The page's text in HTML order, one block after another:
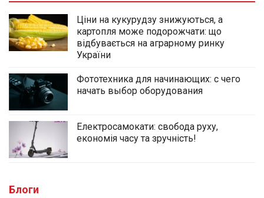
Ціни на кукурудзу знижуються, а
картопля може подорожчати: що
відбувається на аграрному ринку
України
Фототехника для начинающих: с чего
начать выбор оборудования
Електросамокати: свобода руху,
економія часу та зручність!
Блоги